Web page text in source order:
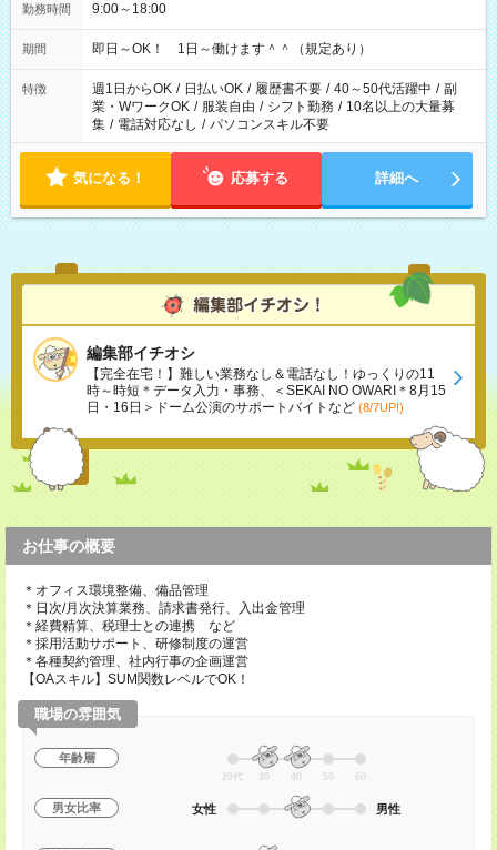
勤務時間 9:00～18:00
期間 即日～OK！ 1日～働けます＾＾（規定あり）
特徴 週1日からOK / 日払いOK / 履歴書不要 / 40～50代活躍中 / 副
業・WワークOK / 服装自由 / シフト勤務 / 10名以上の大量募
集 / 電話対応なし / パソコンスキル不要
気になる！ 応募する 詳細へ
編集部イチオシ
【完全在宅！】難しい業務なし＆電話なし！ゆっくりの11
時～時短＊データ入力・事務、＜SEKAI NO OWARI＊8月15
日・16日＞ドーム公演のサポートバイトなど (8/7UP!)
お仕事の概要
＊オフィス環境整備、備品管理
＊日次/月次決算業務、請求書発行、入出金管理
＊経費精算、税理士との連携 など
＊採用活動サポート、研修制度の運営
＊各種契約管理、社内行事の企画運営
【OAスキル】SUM関数レベルでOK！
職場の雰囲気
年齢層
20代 30 40 50 60
男女比率 女性 男性